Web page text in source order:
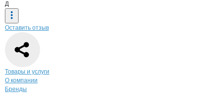
Д
Оставить отзыв
Навигация по странице
Товары и услуги
О компании
Бренды